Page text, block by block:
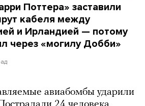
Поттера» заставили
кабеля между
и Ирландией — потому
через «могилу Добби»
авиабомбы ударили